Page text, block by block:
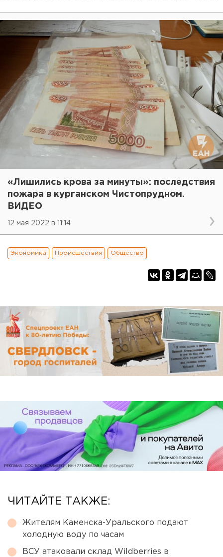
«Лишились крова за минуты»: последствия
пожара в курганском Чистопрудном.
ВИДЕО
12 мая 2022 в 11:14
Экономика Происшествия Общество
ЧИТАЙТЕ ТАКЖЕ:
Жителям Каменска-Уральского подают
холодную воду по часам
ВСУ атаковали склад Wildberries в